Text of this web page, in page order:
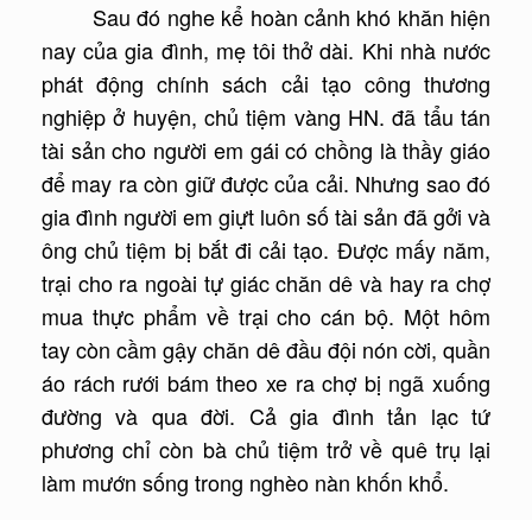
Sau đó nghe kể hoàn cảnh khó khăn hiện
nay của gia đình, mẹ tôi thở dài. Khi nhà nước
phát động chính sách cải tạo công thương
nghiệp ở huyện, chủ tiệm vàng HN. đã tẩu tán
tài sản cho người em gái có chồng là thầy giáo
để may ra còn giữ được của cải. Nhưng sao đó
gia đình người em giựt luôn số tài sản đã gởi và
ông chủ tiệm bị bắt đi cải tạo. Được mấy năm,
trại cho ra ngoài tự giác chăn dê và hay ra chợ
mua thực phẩm về trại cho cán bộ. Một hôm
tay còn cầm gậy chăn dê đầu đội nón cời, quần
áo rách rưới bám theo xe ra chợ bị ngã xuống
đường và qua đời. Cả gia đình tản lạc tứ
phương chỉ còn bà chủ tiệm trở về quê trụ lại
làm mướn sống trong nghèo nàn khốn khổ.